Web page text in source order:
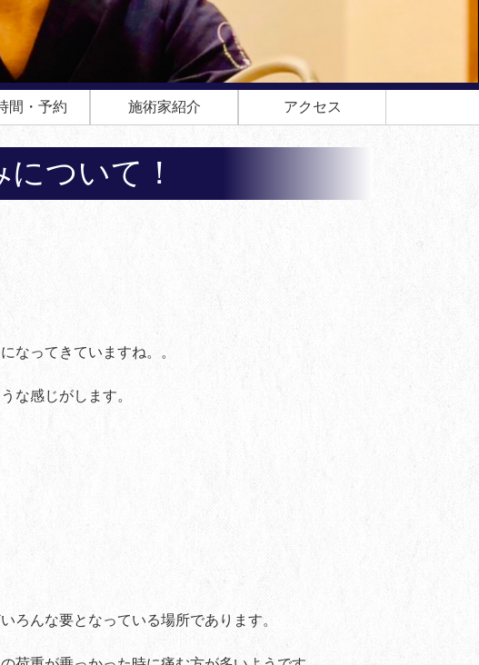
間・予約 施術家紹介 アクセス
ついて！
なってきていますね。。
な感じがします。
ろんな要となっている場所であります。